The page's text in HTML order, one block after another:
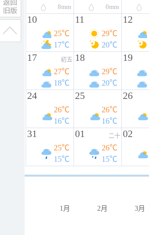
8mm
0mm
10
25℃
17℃
11
29℃
20℃
12
17 初五
27℃
18℃
18
29℃
20℃
19
24
26℃
16℃
25
26℃
16℃
26
31
25℃
15℃
01 二十
26℃
15℃
02
1月 2月 3月